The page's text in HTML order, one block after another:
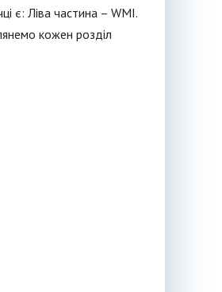
є: Ліва частина – WMI.
кожен розділ